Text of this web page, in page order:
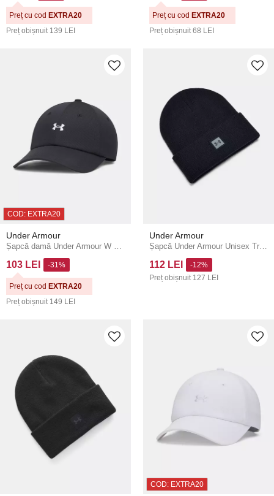
Preț obișnuit 139 LEI
Preț cu cod EXTRA20
Preț obișnuit 68 LEI
Preț cu cod EXTRA20
COD: EXTRA20
Under Armour
103 LEI
Preț obișnuit 149 LEI
-31%
Preț cu cod EXTRA20
Under Armour
112 LEI
Preț obișnuit 127 LEI
-12%
COD: EXTRA20